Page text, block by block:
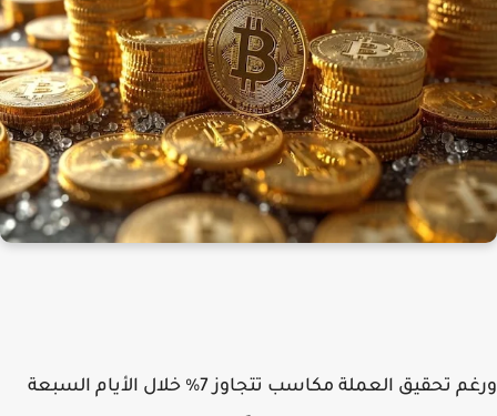
ورغم تحقيق العملة مكاسب تتجاوز 7% خلال الأيام السبعة